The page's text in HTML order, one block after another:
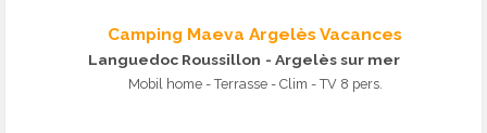
Camping Maeva Argelès Vacances
Languedoc Roussillon - Argelès sur mer
Mobil home - Terrasse - Clim - TV 8 pers.